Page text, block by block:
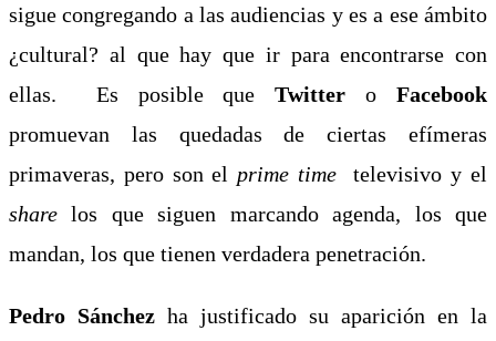
sigue congregando a las audiencias y es a ese ámbito
¿cultural? al que hay que ir para encontrarse con
ellas. Es posible queTwitter oFacebook
promuevan las quedadas de ciertas efímeras
primaveras, pero son el prime timetelevisivo y el
share los que siguen marcando agenda, los que
mandan, los que tienen verdadera penetración.
Pedro Sánchez ha justificado su aparición en la